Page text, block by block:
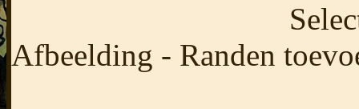
Afbeelding - Randen